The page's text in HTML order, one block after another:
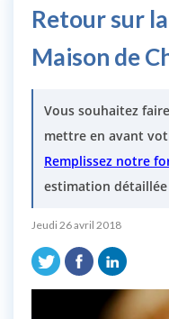
Retour sur
Maison de
Vous souhaitez
mettre en avant
Remplissez notre
estimation détaillée
Jeudi 26 avril 2018